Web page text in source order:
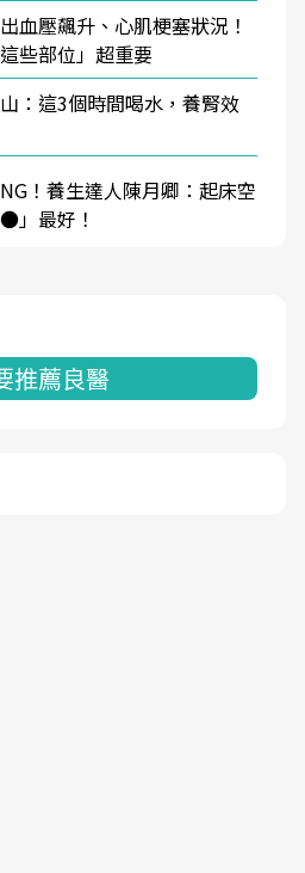
血壓飆升、心肌梗塞狀況！
些部位」超重要
：這3個時間喝水，養腎效
！養生達人陳月卿：起床空
」最好！
推薦良醫